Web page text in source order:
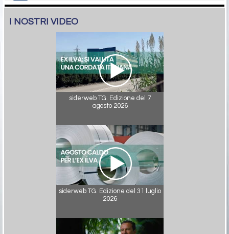
I NOSTRI VIDEO
siderweb TG. Edizione del 7
agosto 2026
siderweb TG. Edizione del 31 luglio
2026